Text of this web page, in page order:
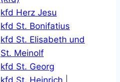
kfd Herz Jesu
kfd St. Bonifatius
kfd St. Elisabeth und
St. Meinolf
kfd St. Georg
kfd St. Heinrich